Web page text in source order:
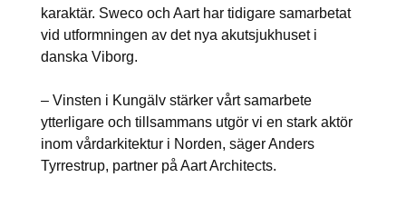
karaktär. Sweco och Aart har tidigare samarbetat
vid utformningen av det nya akutsjukhuset i
danska Viborg.
– Vinsten i Kungälv stärker vårt samarbete
ytterligare och tillsammans utgör vi en stark aktör
inom vårdarkitektur i Norden, säger Anders
Tyrrestrup, partner på Aart Architects.